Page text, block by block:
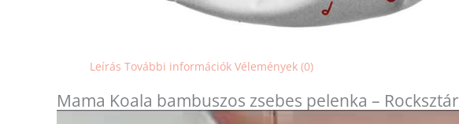
Leírás További információk Vélemények (0)
Mama Koala bambuszos zsebes pelenka – Rocksztár